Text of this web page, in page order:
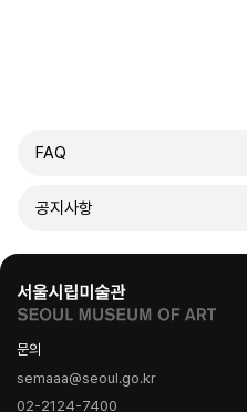
FAQ
공지사항
문의
semaaa@seoul.go.kr
02-2124-7400